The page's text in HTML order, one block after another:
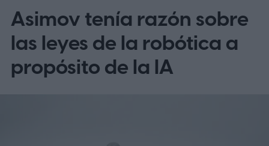
Asimov tenía razón sobre
las leyes de la robótica a
propósito de la IA